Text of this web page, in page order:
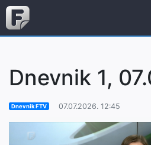
Dnevnik 1,
Dnevnik FTV 07.07.2026. 12:45